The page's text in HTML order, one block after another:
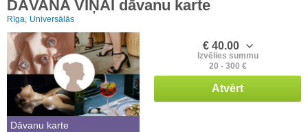
DĀVANA VIŅAI dāvanu karte
Rīga, Universālās
Dāvanu karte
€ 40.00
Izvēlies summu
20 - 300 €
Atvērt